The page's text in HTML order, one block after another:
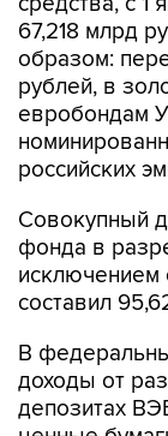
67,218 млрд
образом:
рублей, в
евробондам
российских
Совокупный
фонда в
исключением
составил
В
доходы от
депозитах